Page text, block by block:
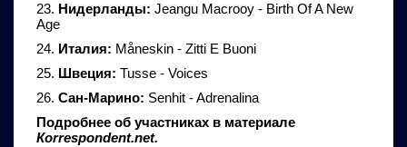
23. Нидерланды: Jeangu Macrooy - Birth Of A New
Age
24. Италия: Måneskin - Zitti E Buoni
25. Швеция: Tusse - Voices
26. Сан-Марино: Senhit - Adrenalina
Подробнее об участниках в материале
Кorrespondent.net.